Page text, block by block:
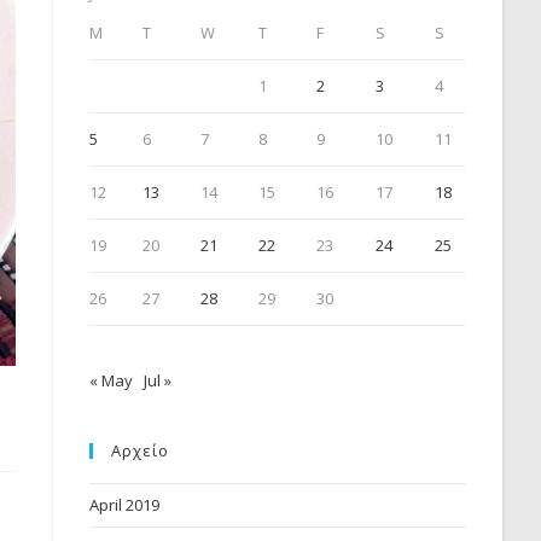
M
T W T F S S
1 2 3 4
5 6 7 8 9 10 11
12 13 14 15 16 17 18
19 20 21 22 23 24 25
26 27 28 29 30
« May Jul »
Αρχείο
April 2019